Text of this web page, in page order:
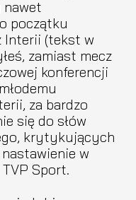
nawet
początku
Interii (tekst w
zamiast mecz
konferencji
za bardzo
się do słów
krytykujących
w
Sport.